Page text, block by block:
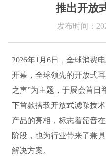
推出开放
发布时间：
2026年1月6日，全球消费
开幕，全球领先的开放式
之声”为主题，于展会首日
下首款搭载开放式滤噪技
产品的亮相，标志着韶音
阶段，也为行业带来了兼
解决方案。